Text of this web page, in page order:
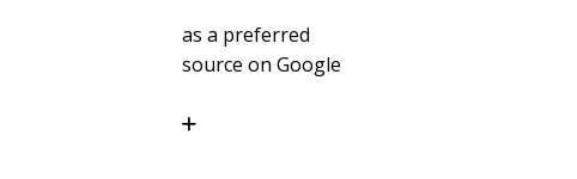
as a preferred
source on Google